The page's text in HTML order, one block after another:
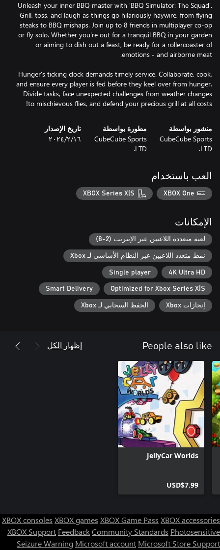
Unleash your inner BBQ master with 'BBQ Simulator: The Squad'.
Grill, toss, and laugh as things go hilariously haywire, from flying
steaks to BBQ mishaps. Join up to 8 friends in multiplayer co-op
or fly solo. Whether you're out for a tranquil BBQ in your garden
or aiming to dish out a feast, be ready for a rollercoaster of
Hunger's ticking clock demands timely service. Collaborate, cook,
and ensure every player is fed before they keel over from hunger.
Divide tasks, face unexpected challenges from weather changes
to mischievous flies, and defend your precious grill at all costs!
منشور بواسطة
CubeCube Sports
LTD.
مطورة بواسطة
CubeCube Sports
LTD.
تاريخ الإصدار
١٦‏/٢‏/٢٠٢٤
العب باستخدام
XBOX One
XBOX Series X|S
الإمكانات
لعبة متعددة اللاعبين عبر الإنترنت (2-8)
نمط متعدد اللاعبين عبر النظام الأساسي لـ Xbox
4K Ultra HD
Single player
Optimized for Xbox Series X|S
Smart Delivery
إنجازات Xbox الحفظ السحابي لـ Xbox
People also like إظهار الكل
JellyCar Worlds
USD$7.99
XBOX consoles XBOX games XBOX Game Pass XBOX accessories
XBOX Support FeedbackCommunity Standards Photosensitive
Seizure Warning Microsoft account Microsoft Store Support